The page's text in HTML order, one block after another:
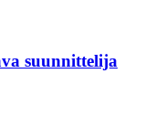
suunnittelija